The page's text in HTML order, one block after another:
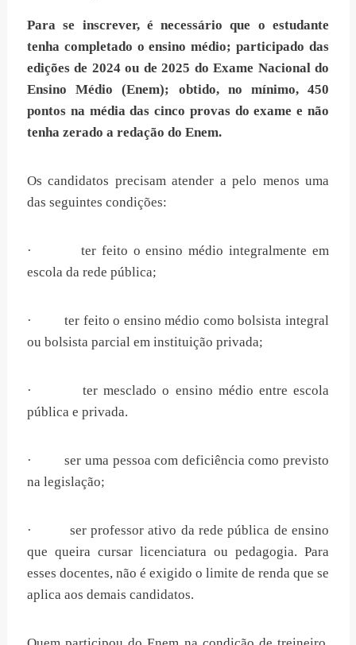
Para se inscrever, é necessário que o estudante
tenha completado o ensino médio; participado das
edições de 2024 ou de 2025 do Exame Nacional do
Ensino Médio (Enem); obtido, no mínimo, 450
pontos na média das cinco provas do exame e não
tenha zerado a redação do Enem.
Os candidatos precisam atender a pelo menos uma
das seguintes condições:
· ter feito o ensino médio integralmente em
escola da rede pública;
· ter feito o ensino médio como bolsista integral
ou bolsista parcial em instituição privada;
· ter mesclado o ensino médio entre escola
pública e privada.
· ser uma pessoa com deficiência como previsto
na legislação;
· ser professor ativo da rede pública de ensino
que queira cursar licenciatura ou pedagogia. Para
esses docentes, não é exigido o limite de renda que se
aplica aos demais candidatos.